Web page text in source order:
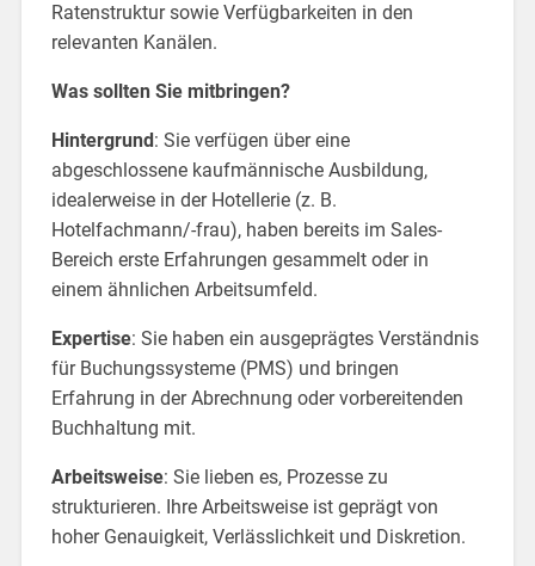
Ratenstruktur sowie Verfügbarkeiten in den
relevanten Kanälen.
Was sollten Sie mitbringen?
Hintergrund : Sie verfügen über eine
abgeschlossene kaufmännische Ausbildung,
idealerweise in der Hotellerie (z. B.
Hotelfachmann/-frau), haben bereits im Sales-
Bereich erste Erfahrungen gesammelt oder in
einem ähnlichen Arbeitsumfeld.
Expertise: Sie haben ein ausgeprägtes Verständnis
für Buchungssysteme (PMS) und bringen
Erfahrung in der Abrechnung oder vorbereitenden
Buchhaltung mit.
Arbeitsweise: Sie lieben es, Prozesse zu
strukturieren. Ihre Arbeitsweise ist geprägt von
hoher Genauigkeit, Verlässlichkeit und Diskretion.